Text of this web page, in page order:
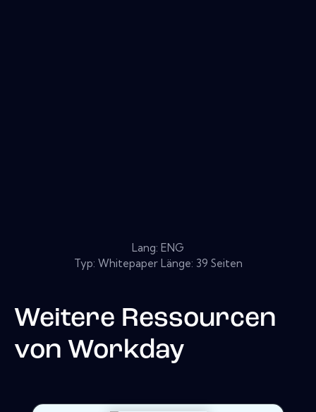
Lang: ENG
Typ: Whitepaper Länge: 39 Seiten
Weitere Ressourcen
von Workday